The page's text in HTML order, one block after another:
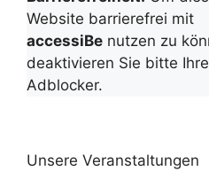
Website barrierefrei mit
accessiBe nutzen zu
deaktivieren Sie bitte
Adblocker.
Unsere Veranstaltungen